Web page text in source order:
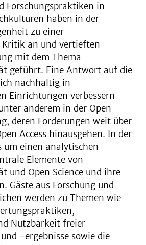
Forschungspraktiken in
haben in der
zu einer
Kritik an und vertieften
mit dem Thema
geführt. Eine Antwort auf die
nachhaltig in
Einrichtungen verbessern
anderem in der Open
deren Forderungen weit über
Access hinausgehen. In der
um einen analytischen
Elemente von
und Open Science und ihre
Gäste aus Forschung und
werden zu Themen wie
Nutzbarkeit freier
-ergebnisse sowie die